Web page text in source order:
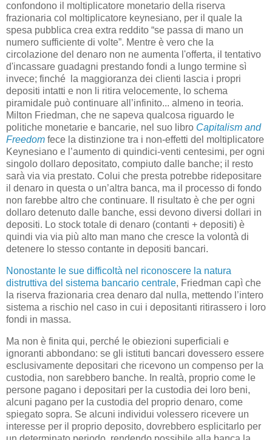
confondono il moltiplicatore monetario della riserva
frazionaria col moltiplicatore keynesiano, per il quale la
spesa pubblica crea extra reddito “se passa di mano un
numero sufficiente di volte”. Mentre è vero che la
circolazione del denaro non ne aumenta l'offerta, il tentativo
d'incassare guadagni prestando fondi a lungo termine sì
invece; finché la maggioranza dei clienti lascia i propri
depositi intatti e non li ritira velocemente, lo schema
piramidale può continuare all’infinito... almeno in teoria.
Milton Friedman, che ne sapeva qualcosa riguardo le
politiche monetarie e bancarie, nel suo libro Capitalism and
Freedom fece la distinzione tra i non-effetti del moltiplicatore
Keynesiano e l’aumento di quindici-venti centesimi, per ogni
singolo dollaro depositato, compiuto dalle banche; il resto
sarà via via prestato. Colui che presta potrebbe ridepositare
il denaro in questa o un’altra banca, ma il processo di fondo
non farebbe altro che continuare. Il risultato è che per ogni
dollaro detenuto dalle banche, essi devono diversi dollari in
depositi. Lo stock totale di denaro (contanti + depositi) è
quindi via via più alto man mano che cresce la volontà di
detenere lo stesso contante in depositi bancari.
Nonostante le sue difficoltà nel riconoscere la natura
distruttiva del sistema bancario centrale, Friedman capì che
la riserva frazionaria crea denaro dal nulla, mettendo l’intero
sistema a rischio nel caso in cui i depositanti ritirassero i loro
fondi in massa.
Ma non è finita qui, perché le obiezioni superficiali e
ignoranti abbondano: se gli istituti bancari dovessero essere
esclusivamente depositari che ricevono un compenso per la
custodia, non sarebbero banche. In realtà, proprio come le
persone pagano i depositari per la custodia dei loro beni,
alcuni pagano per la custodia del proprio denaro, come
spiegato sopra. Se alcuni individui volessero ricevere un
interesse per il proprio deposito, dovrebbero esplicitarlo per